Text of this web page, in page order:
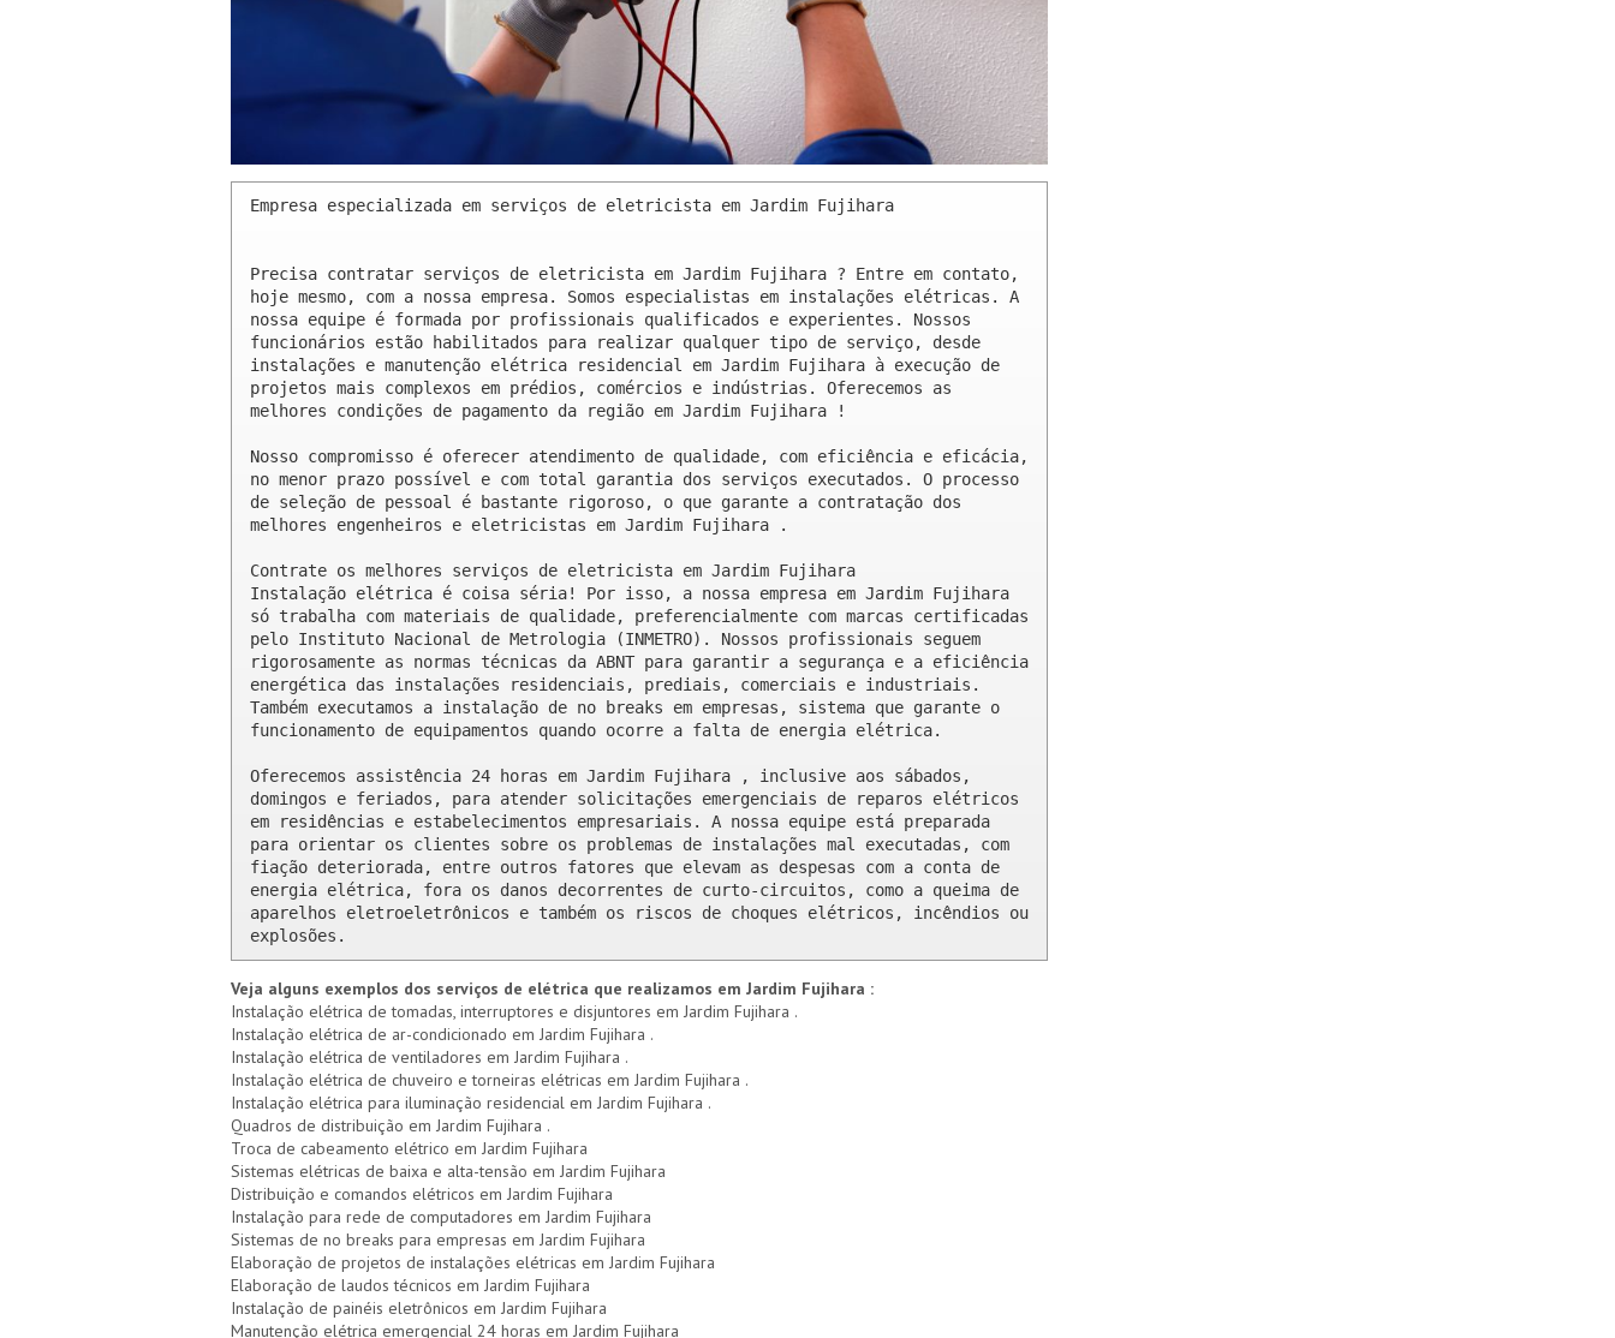
Empresa especializada em serviços de eletricista em Jardim Fujihara
Precisa contratar serviços de eletricista em Jardim Fujihara ? Entre em contato,
hoje mesmo, com a nossa empresa. Somos especialistas em instalações elétricas. A
nossa equipe é formada por profissionais qualificados e experientes. Nossos
funcionários estão habilitados para realizar qualquer tipo de serviço, desde
instalações e manutenção elétrica residencial em Jardim Fujihara à execução de
projetos mais complexos em prédios, comércios e indústrias. Oferecemos as
melhores condições de pagamento da região em Jardim Fujihara !
Nosso compromisso é oferecer atendimento de qualidade, com eficiência e eficácia,
no menor prazo possível e com total garantia dos serviços executados. O processo
de seleção de pessoal é bastante rigoroso, o que garante a contratação dos
melhores engenheiros e eletricistas em Jardim Fujihara .
Contrate os melhores serviços de eletricista em Jardim Fujihara
Instalação elétrica é coisa séria! Por isso, a nossa empresa em Jardim Fujihara
só trabalha com materiais de qualidade, preferencialmente com marcas certificadas
pelo Instituto Nacional de Metrologia (INMETRO). Nossos profissionais seguem
rigorosamente as normas técnicas da ABNT para garantir a segurança e a eficiência
energética das instalações residenciais, prediais, comerciais e industriais.
Também executamos a instalação de no breaks em empresas, sistema que garante o
funcionamento de equipamentos quando ocorre a falta de energia elétrica.
Oferecemos assistência 24 horas em Jardim Fujihara , inclusive aos sábados,
domingos e feriados, para atender solicitações emergenciais de reparos elétricos
em residências e estabelecimentos empresariais. A nossa equipe está preparada
para orientar os clientes sobre os problemas de instalações mal executadas, com
fiação deteriorada, entre outros fatores que elevam as despesas com a conta de
energia elétrica, fora os danos decorrentes de curto-circuitos, como a queima de
aparelhos eletroeletrônicos e também os riscos de choques elétricos, incêndios ou
explosões.
Veja alguns exemplos dos serviços de elétrica que realizamos em Jardim Fujihara :
Instalação elétrica de tomadas, interruptores e disjuntores em Jardim Fujihara .
Instalação elétrica de ar-condicionado em Jardim Fujihara .
Instalação elétrica de ventiladores em Jardim Fujihara .
Instalação elétrica de chuveiro e torneiras elétricas em Jardim Fujihara .
Instalação elétrica para iluminação residencial em Jardim Fujihara .
Quadros de distribuição em Jardim Fujihara .
Troca de cabeamento elétrico em Jardim Fujihara
Sistemas elétricas de baixa e alta-tensão em Jardim Fujihara
Distribuição e comandos elétricos em Jardim Fujihara
Instalação para rede de computadores em Jardim Fujihara
Sistemas de no breaks para empresas em Jardim Fujihara
Elaboração de projetos de instalações elétricas em Jardim Fujihara
Elaboração de laudos técnicos em Jardim Fujihara
Instalação de painéis eletrônicos em Jardim Fujihara
Manutenção elétrica emergencial 24 horas em Jardim Fujihara